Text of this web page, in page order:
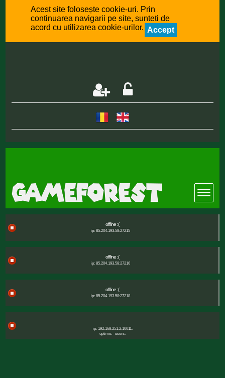
Acest site folosește cookie-uri. Prin
continuarea navigarii pe site, sunteti de
acord cu utilizarea cookie-urilor. Accept
offline :(
ip: 85.204.193.58:27215
offline :(
ip: 85.204.193.58:27216
offline :(
ip: 85.204.193.58:27218
ip: 192.168.251.2:10011:
uptime:
users: